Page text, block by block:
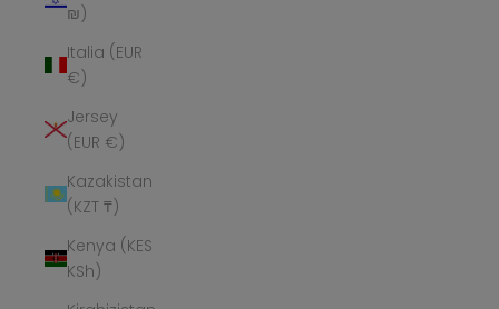
₪)
Italia (EUR
€)
Jersey
(EUR €)
Kazakistan
(KZT ₸)
Kenya (KES
KSh)